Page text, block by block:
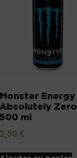
Monster Energy
Absolutely Zero
500 ml
2,50 €